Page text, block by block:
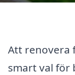
Att renovera
smart val för